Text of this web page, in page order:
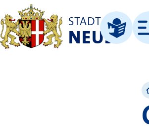
STADT
NEUSS
Leichte Menü